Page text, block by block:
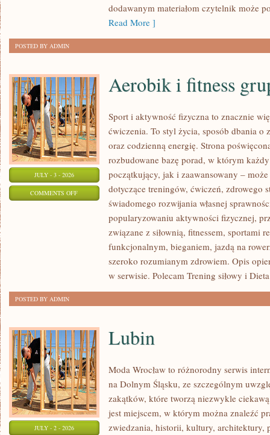
dodawanym materiałom czytelnik może
Read More ]
POSTED BY ADMIN
JULY - 3 - 2026
COMMENTS OFFON
Aerobik i fitness
Sport i aktywność fizyczna to znacznie
ćwiczenia. To styl życia, sposób dbania o
oraz codzienną energię. Strona
rozbudowane bazę porad, w którym
początkujący, jak i zaawansowany –
dotyczące treningów, ćwiczeń, zdrowego
świadomego rozwijania własnej
popularyzowaniu aktywności fizycznej,
związane z siłownią, fitnessem, sportami
funkcjonalnym, bieganiem, jazdą na
szeroko rozumianym zdrowiem. Opis
w serwisie. Polecam Trening siłowy i
POSTED BY ADMIN
JULY - 2 - 2026
Lubin
Moda Wrocław to różnorodny serwis
na Dolnym Śląsku, ze szczególnym
zakątków, które tworzą niezwykle
jest miejscem, w którym można znaleźć
zwiedzania, historii, kultury, architektury,